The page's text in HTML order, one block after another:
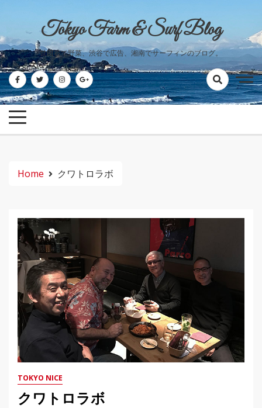
content
Tokyo Farm & Surf Blog
世田谷で野菜、渋谷で広告、湘南でサーフィンのブログ。
Home クワトロラボ
TOKYO NICE
クワトロラボ